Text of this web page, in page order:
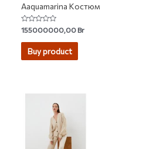
Aaquamarina Костюм
Rated
0
out
155000000,00Br
Buy product